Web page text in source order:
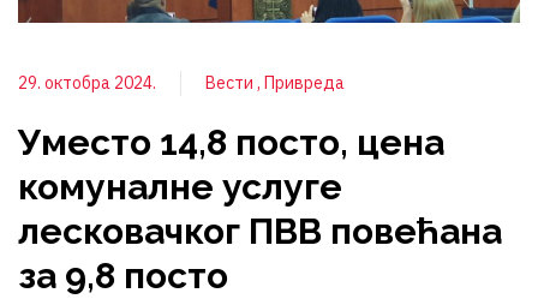
29. октобра 2024. Вести Привреда
Уместо 14,8 посто, цена
комуналне услуге
лесковачког ПВВ повећана
за 9,8 посто